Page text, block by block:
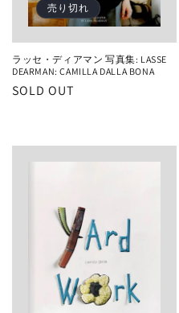
売り切れ
ラッセ・ディアマン 写真集: LASSE
DEARMAN: CAMILLA DALLA BONA
SOLD OUT